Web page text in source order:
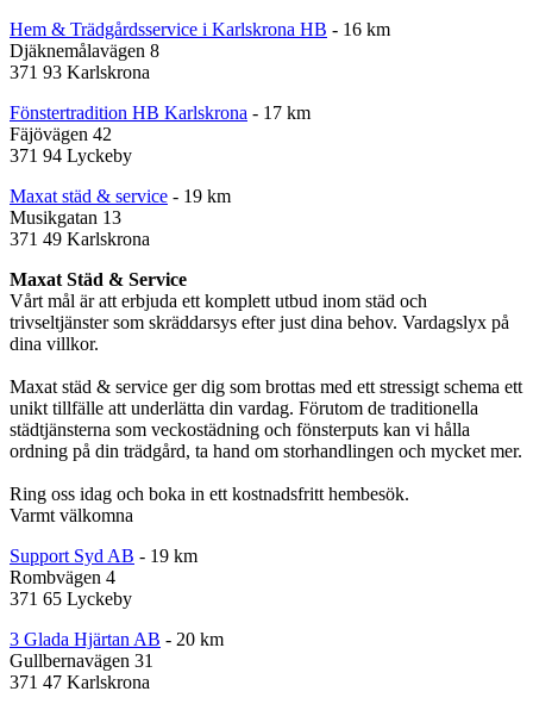
Hem & Trädgårdsservice i Karlskrona HB - 16 km
Djäknemålavägen 8
371 93 Karlskrona
Fönstertradition HB Karlskrona - 17 km
Fäjövägen 42
371 94 Lyckeby
Maxat städ & service - 19 km
Musikgatan 13
371 49 Karlskrona
Maxat Städ & Service
Vårt mål är att erbjuda ett komplett utbud inom städ och
trivseltjänster som skräddarsys efter just dina behov. Vardagslyx på
dina villkor.
Maxat städ & service ger dig som brottas med ett stressigt schema ett
unikt tillfälle att underlätta din vardag. Förutom de traditionella
städtjänsterna som veckostädning och fönsterputs kan vi hålla
ordning på din trädgård, ta hand om storhandlingen och mycket mer.
Ring oss idag och boka in ett kostnadsfritt hembesök.
Varmt välkomna
Support Syd AB - 19 km
Rombvägen 4
371 65 Lyckeby
3 Glada Hjärtan AB - 20 km
Gullbernavägen 31
371 47 Karlskrona